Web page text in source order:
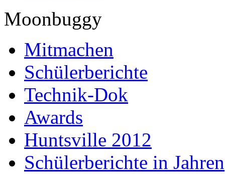
Moonbuggy
Mitmachen
Schülerberichte
Technik-Dok
Awards
Huntsville 2012
Schülerberichte in Jahren